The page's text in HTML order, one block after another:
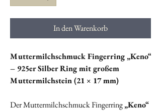
In den Warenkorb
Muttermilchschmuck Fingerring „Keno“
– 925er Silber Ring mit großem
Muttermilchstein (21 × 17 mm)
Der Muttermilchschmuck Fingerring„Keno“